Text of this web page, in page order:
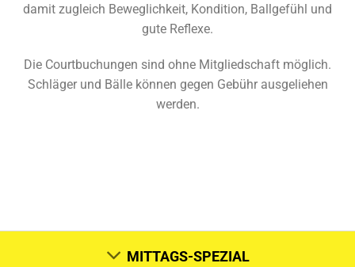
damit zugleich Beweglichkeit, Kondition, Ballgefühl und
gute Reflexe.
Die Courtbuchungen sind ohne Mitgliedschaft möglich.
Schläger und Bälle können gegen Gebühr ausgeliehen
werden.
MITTAGS-SPEZIAL